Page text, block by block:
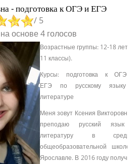
- подготовка к ОГЭ и ЕГЭ
/ 5
на основе 4 голосов
Возрастные группы: 12-18 лет (5-
11 классы).
Курсы: подготовка к ОГЭ и
ЕГЭ по русскому языку и
литературе
Меня зовут Ксения Викторовна, я
преподаю русский язык и
литературу в средней
общеобразовательной школе в
Ярославле. В 2016 году получила